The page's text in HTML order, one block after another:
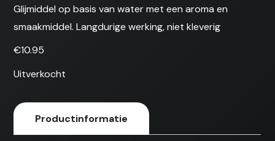
Glijmiddel op basis van water met een aroma en
smaakmiddel. Langdurige werking, niet kleverig
€10.95
Uitverkocht
Productinformatie